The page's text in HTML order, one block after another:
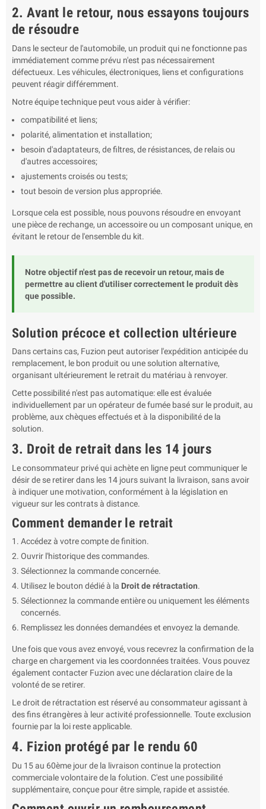
2. Avant le retour, nous essayons toujours
de résoudre
Dans le secteur de l'automobile, un produit qui ne fonctionne pas
immédiatement comme prévu n'est pas nécessairement
défectueux. Les véhicules, électroniques, liens et configurations
peuvent réagir différemment.
Notre équipe technique peut vous aider à vérifier:
compatibilité et liens;
polarité, alimentation et installation;
besoin d'adaptateurs, de filtres, de résistances, de relais ou
d'autres accessoires;
ajustements croisés ou tests;
tout besoin de version plus appropriée.
Lorsque cela est possible, nous pouvons résoudre en envoyant
une pièce de rechange, un accessoire ou un composant unique, en
évitant le retour de l'ensemble du kit.
Notre objectif n'est pas de recevoir un retour, mais de
permettre au client d'utiliser correctement le produit dès
que possible.
Solution précoce et collection ultérieure
Dans certains cas, Fuzion peut autoriser l'expédition anticipée du
remplacement, le bon produit ou une solution alternative,
organisant ultérieurement le retrait du matériau à renvoyer.
Cette possibilité n'est pas automatique: elle est évaluée
individuellement par un opérateur de fumée basé sur le produit, au
problème, aux chèques effectués et à la disponibilité de la
solution.
3. Droit de retrait dans les 14 jours
Le consommateur privé qui achète en ligne peut communiquer le
désir de se retirer dans les 14 jours suivant la livraison, sans avoir
à indiquer une motivation, conformément à la législation en
vigueur sur les contrats à distance.
Comment demander le retrait
Accédez à votre compte de finition.
Ouvrir l'historique des commandes.
Sélectionnez la commande concernée.
Utilisez le bouton dédié à la Droit de rétractation.
Sélectionnez la commande entière ou uniquement les éléments
concernés.
Remplissez les données demandées et envoyez la demande.
Une fois que vous avez envoyé, vous recevrez la confirmation de la
charge en chargement via les coordonnées traitées. Vous pouvez
également contacter Fuzion avec une déclaration claire de la
volonté de se retirer.
Le droit de rétractation est réservé au consommateur agissant à
des fins étrangères à leur activité professionnelle. Toute exclusion
fournie par la loi reste applicable.
4. Fizion protégé par le rendu 60
Du 15 au 60ème jour de la livraison continue la protection
commerciale volontaire de la folution. C'est une possibilité
supplémentaire, conçue pour être simple, rapide et assistée.